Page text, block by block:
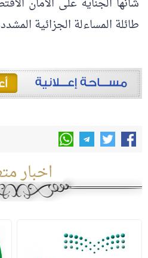
طائلة المساءلة الجزائية
اخبار